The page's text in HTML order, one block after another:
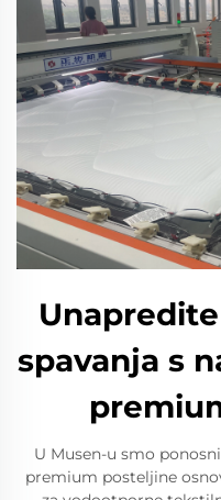
spavanja s
U Musen-u smo
premium posteljine